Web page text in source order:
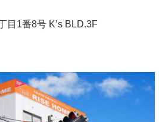
目1番8号 K’s BLD.3F